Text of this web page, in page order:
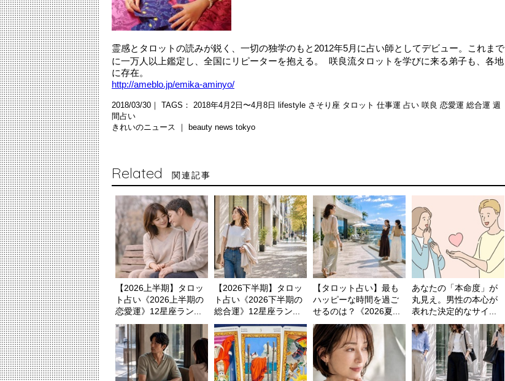
霊感とタロットの読みが鋭く、一切の独学のもと2012年5月に占い師としてデビュー。これまで
に一万人以上鑑定し、全国にリピーターを抱える。 咲良流タロットを学びに来る弟子も、各地
に存在。
http://ameblo.jp/emika-aminyo/
2018/03/30｜ TAGS： 2018年4月2日〜4月8日 lifestyle さそり座 タロット 仕事運 占い 咲良 恋愛運 総合運 週
間占い
きれいのニュース ｜ beauty news tokyo
Related 関連記事
【2026上半期】タロッ
ト占い《2026上半期の
恋愛運》12星座ラン...
【2026下半期】タロッ
ト占い《2026下半期の
総合運》12星座ラン...
【タロット占い】最も
ハッピーな時間を過ご
せるのは？《2026夏...
あなたの「本命度」が
丸見え。男性の本心が
表れた決定的なサイ...